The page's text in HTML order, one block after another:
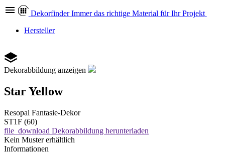
Dekorfinder Immer das richtige Material für Ihr Projekt
Hersteller
Dekorabbildung anzeigen
Star Yellow
Resopal Fantasie-Dekor
ST1F (60)
file_download Dekorabbildung herunterladen
Kein Muster erhältlich
Informationen